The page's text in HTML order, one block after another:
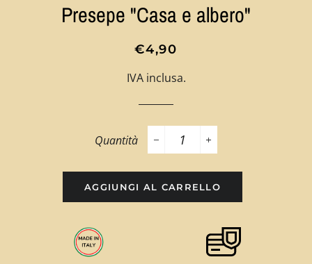
Presepe "Casa e albero"
Prezzo
listino
Prezzo
€4,90
IVA inclusa.
Quantità
−
+
AGGIUNGI AL CARRELLO